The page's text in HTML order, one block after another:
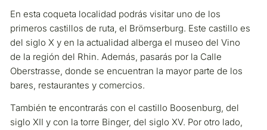
En esta coqueta localidad podrás visitar uno de los
primeros castillos de ruta, el Brömserburg. Este castillo es
del siglo X y en la actualidad alberga el museo del Vino
de la región del Rhin. Además, pasarás por la Calle
Oberstrasse, donde se encuentran la mayor parte de los
bares, restaurantes y comercios.
También te encontrarás con el castillo Boosenburg, del
siglo XII y con la torre Binger, del siglo XV. Por otro lado,